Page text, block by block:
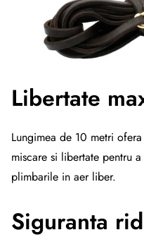
Libertate
Lungimea de 10 metri
miscare si libertate pentru
plimbarile in aer liber.
Siguranta